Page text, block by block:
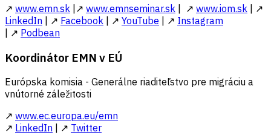
↗ www.emn.sk |↗ www.emnseminar.sk | ↗ www.iom.sk | ↗
LinkedIn | ↗ Facebook | ↗ YouTube | ↗ Instagram
| ↗ Podbean
Koordinátor EMN v EÚ
Európska komisia - Generálne riaditeľstvo pre migráciu a
vnútorné záležitosti
↗ www.ec.europa.eu/emn
↗ LinkedIn | ↗ Twitter